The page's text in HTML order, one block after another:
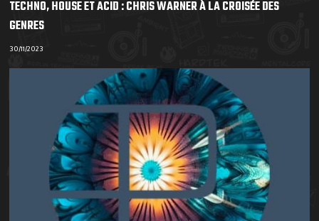
TECHNO, HOUSE ET ACID : CHRIS WARNER À LA CROISÉE DES
GENRES
30/11/2023